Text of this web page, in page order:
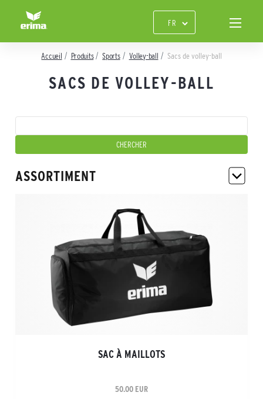
Accueil Produits Sports Volley-ball Sacs de volley-ball
SACS DE VOLLEY-BALL
ASSORTIMENT
SAC À MAILLOTS
50.00 EUR